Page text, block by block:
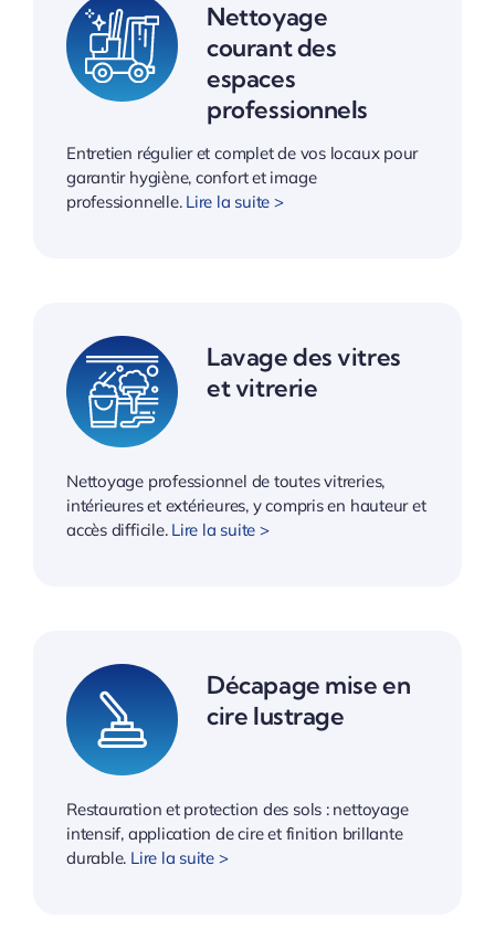
Nettoyage
courant des
espaces
professionnels
Entretien régulier et complet de vos locaux pour
garantir hygiène, confort et image
professionnelle. Lire la suite >
Lavage des vitres
et vitrerie
Nettoyage professionnel de toutes vitreries,
intérieures et extérieures, y compris en hauteur et
accès difficile. Lire la suite >
Décapage mise en
cire lustrage
Restauration et protection des sols : nettoyage
intensif, application de cire et finition brillante
durable. Lire la suite >